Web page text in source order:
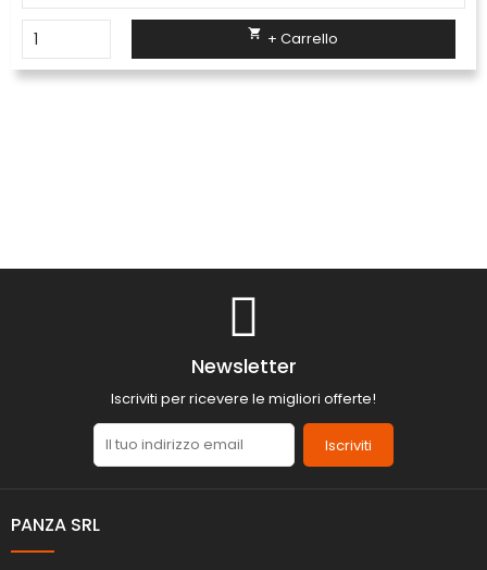
 + Carrello
Newsletter
Iscriviti per ricevere le migliori offerte!
Iscriviti
PANZA SRL